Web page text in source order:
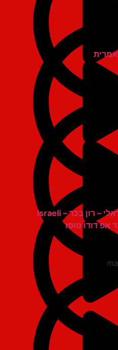
אוצרות ארכיון צחוק ישראלי – רון בכר – Israeli